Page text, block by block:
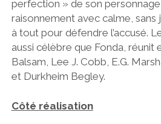
perfection » de son
raisonnement avec calme, sans
à tout pour défendre l’accusé.
aussi célèbre que Fonda, réunit
Balsam, Lee J. Cobb, E.G.
et Durkheim Begley.
Côté réalisation